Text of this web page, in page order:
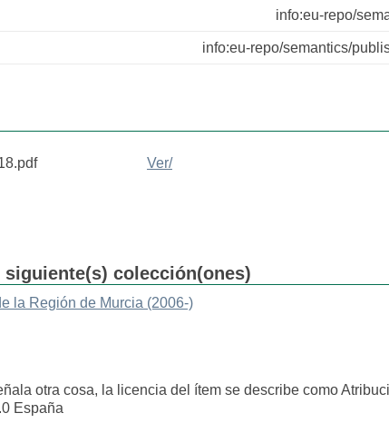
info:eu-repo/
info:eu-repo/semantics/
Ver/
colección(ones)
la Región de Murcia (2006-)
otra cosa, la licencia del ítem se describe como
España